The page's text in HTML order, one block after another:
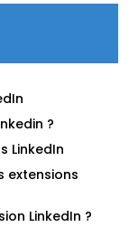
?
LinkedIn
extensions
LinkedIn ?